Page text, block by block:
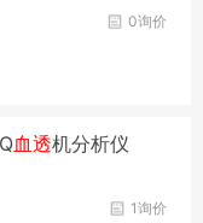
0询价
血透机分析仪
1询价